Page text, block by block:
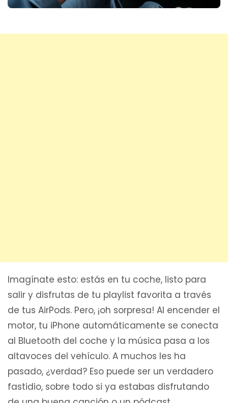
Imagínate esto: estás en tu coche, listo para
salir y disfrutas de tu playlist favorita a través
de tus AirPods. Pero, ¡oh sorpresa! Al encender el
motor, tu iPhone automáticamente se conecta
al Bluetooth del coche y la música pasa a los
altavoces del vehículo. A muchos les ha
pasado, ¿verdad? Eso puede ser un verdadero
fastidio, sobre todo si ya estabas disfrutando